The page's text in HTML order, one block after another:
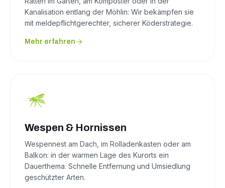
Kanalisation entlang der Möhlin: Wir bekämpfen sie
mit meldepflichtgerechter, sicherer Köderstrategie.
Mehr erfahren
Wespen & Hornissen
Wespennest am Dach, im Rolladenkasten oder am
Balkon: in der warmen Lage des Kurorts ein
Dauerthema. Schnelle Entfernung und Umsiedlung
geschützter Arten.